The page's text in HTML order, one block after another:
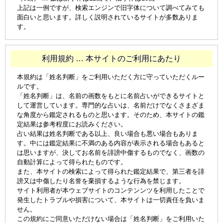
上記は一例ですが、検索エンジンで旧字体について調べてみても
面白いと思います。詳しく説明されているサイトが多数ありま
す。
利用規約 … 本サイトのご利用にあたり
本規約は「姓名判断」をご利用いただく方に守っていただくルー
ルです。
「姓名判断」は、名前の画数をもとに名前占いができるサイトと
して運営しています。専門的な占いは、名前だけでなくさまざま
な角度から鑑定されるものと思います。そのため、本サイトの鑑
定結果は参考程度にお読みください。
占い結果は姓名判断である以上、良い場合も悪い場合もありま
す。中には鑑定結果に不満のある内容が表示される場合もあると
は思いますが、決してお名前を誹謗中傷するものでなく、画数の
自動計算によって得られたものです。
また、本サイトの検索によって得られた鑑定結果で、第三者を誹
謗又は中傷したり名誉を棄損するような行為を禁じます。
サイト利用者が本ウェブサイトのコンテンンツを利用したことで
発生したトラブルや損害について、本サイトは一切責任を負いま
せん。
この規約にご同意いただけない場合は「姓名判断」をご利用いた